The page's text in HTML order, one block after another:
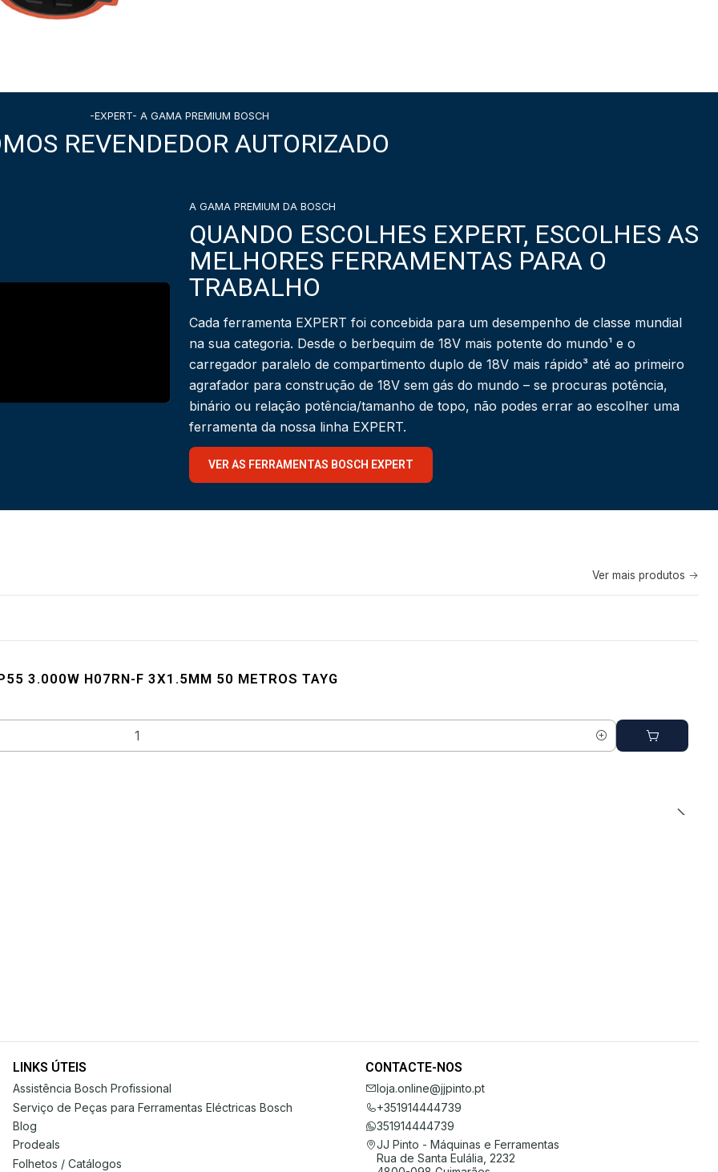
-EXPERT- A GAMA PREMIUM BOSCH
REVENDEDOR AUTORIZADO
A GAMA PREMIUM DA BOSCH
QUANDO ESCOLHES EXPERT, ESCOLHES AS
MELHORES FERRAMENTAS PARA O
TRABALHO
Cada ferramenta EXPERT foi concebida para um desempenho de classe mundial
na sua categoria. Desde o berbequim de 18V mais potente do mundo¹ e o
carregador paralelo de compartimento duplo de 18V mais rápido³ até ao primeiro
agrafador para construção de 18V sem gás do mundo – se procuras potência,
binário ou relação potência/tamanho de topo, não podes errar ao escolher uma
ferramenta da nossa linha EXPERT.
VER AS FERRAMENTAS BOSCH EXPERT
Ver mais produtos
3.000W H07RN-F 3X1.5MM 50 METROS TAYG
LINKS ÚTEIS
Assistência Bosch Profissional
Serviço de Peças para Ferramentas Eléctricas Bosch
Blog
Prodeals
Folhetos / Catálogos
CONTACTE-NOS
loja.online@jjpinto.pt
+351914444739
351914444739
JJ Pinto - Máquinas e Ferramentas
Rua de Santa Eulália, 2232